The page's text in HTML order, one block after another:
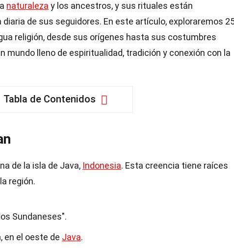
naturaleza y los ancestros, y sus rituales están
de sus seguidores. En este artículo, exploraremos
religión, desde sus orígenes hasta sus costumbres
mundo lleno de espiritualidad, tradición y conexión con la
Tabla de Contenidos
de la isla de Java, Indonesia. Esta creencia tiene raíces
región.
Sundaneses".
en el oeste de Java.